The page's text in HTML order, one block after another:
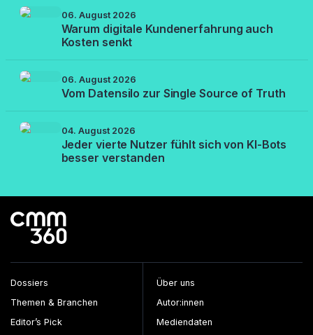
06. August 2026
Warum digitale Kundenerfahrung auch
Kosten senkt
06. August 2026
Vom Datensilo zur Single Source of Truth
04. August 2026
Jeder vierte Nutzer fühlt sich von KI-Bots
besser verstanden
Dossiers
Themen & Branchen
Editor’s Pick
Über uns
Autor:innen
Mediendaten